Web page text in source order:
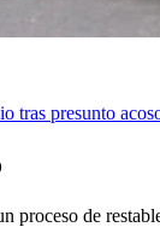
tras presunto
proceso de